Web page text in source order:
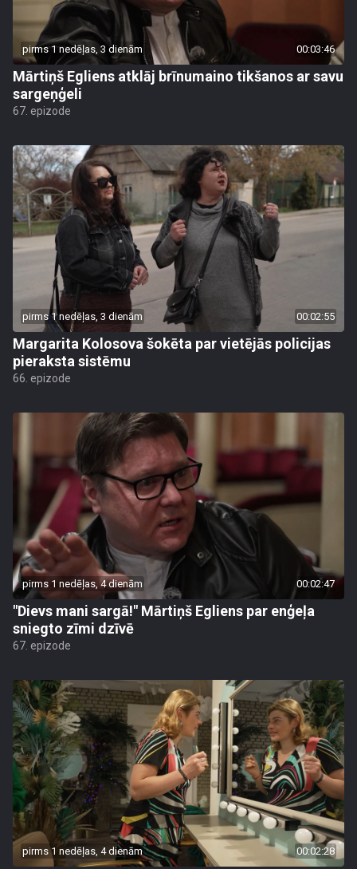
pirms 1 nedēļas, 3 dienām 00:03:46
Mārtiņš Egliens atklāj brīnumaino tikšanos ar savu
sargeņģeli
67. epizode
pirms 1 nedēļas, 3 dienām 00:02:55
Margarita Kolosova šokēta par vietējās policijas
pieraksta sistēmu
66. epizode
pirms 1 nedēļas, 4 dienām 00:02:47
"Dievs mani sargā!" Mārtiņš Egliens par enģeļa
sniegto zīmi dzīvē
67. epizode
pirms 1 nedēļas, 4 dienām 00:02:28